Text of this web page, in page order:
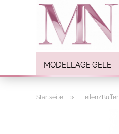
MODELLAGE GELE
Startseite » Feilen/Buffer